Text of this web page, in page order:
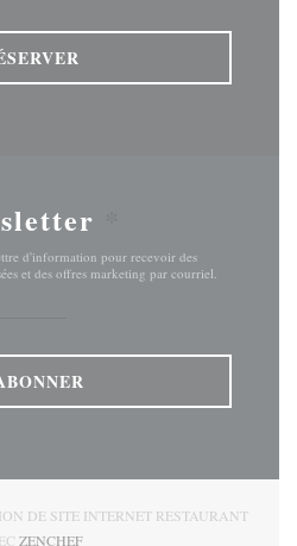
d'information pour recevoir des
et des offres marketing par courriel.
DE SITE INTERNET RESTAURANT
ZENCHEF((OUVRE UNE NOUVELLE